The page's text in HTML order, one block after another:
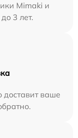
Mimaki и
3 лет.
ваше